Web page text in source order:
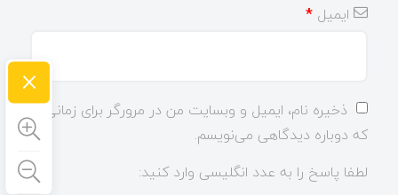
ایمیل *
ذخیره نام، ایمیل و وبسایت من در مرورگر برای زمانی
که دوباره دیدگاهی می‌نویسم.
لطفا پاسخ را به عدد انگلیسی وارد کنید:
×